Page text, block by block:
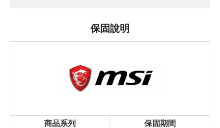
保固說明
商品系列
保固期間